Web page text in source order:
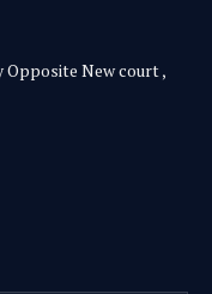
Opposite New court ,